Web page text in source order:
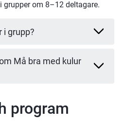
om 8–12 deltagare.
i grupp?
Må bra med kulur
program